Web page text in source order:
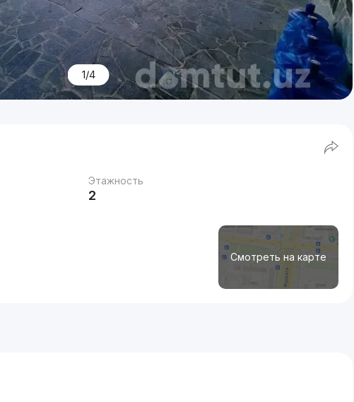
1/4
Этажность
2
Смотреть на карте